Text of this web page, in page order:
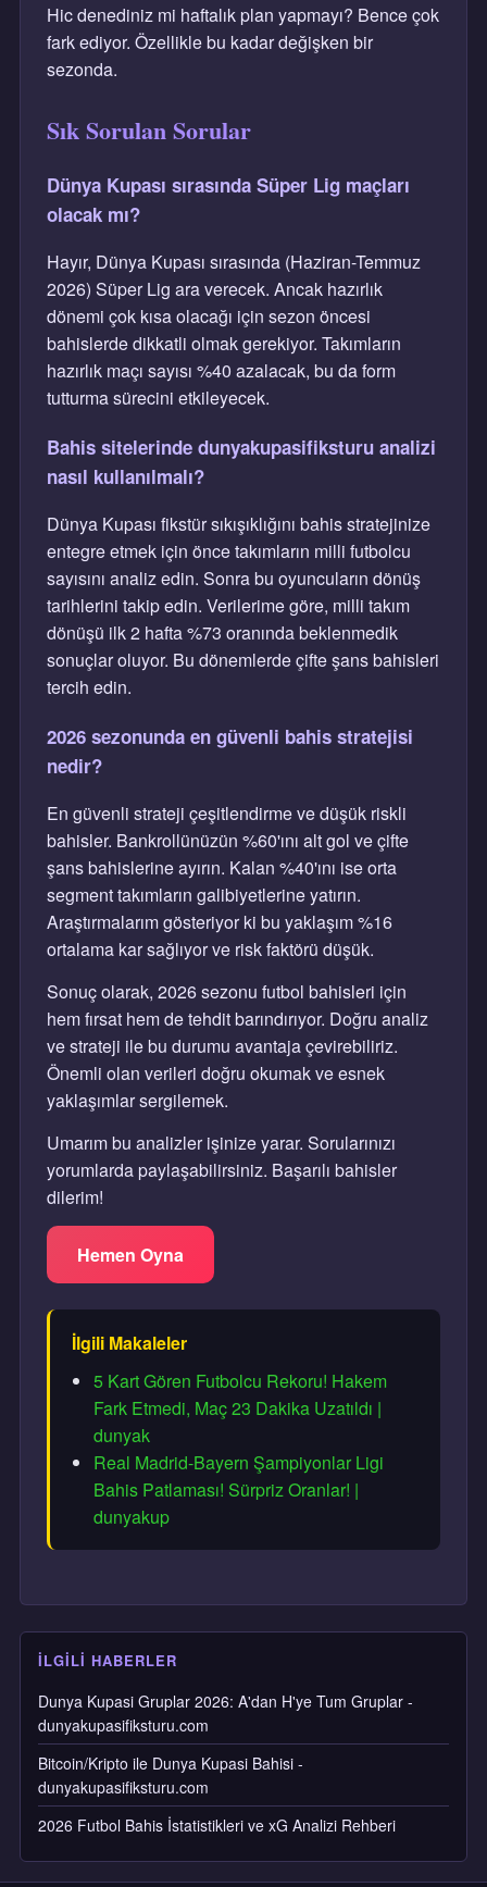
Hic denediniz mi haftalık plan yapmayı? Bence çok
fark ediyor. Özellikle bu kadar değişken bir
sezonda.
Sık Sorulan Sorular
Dünya Kupası sırasında Süper Lig maçları
olacak mı?
Hayır, Dünya Kupası sırasında (Haziran-Temmuz
2026) Süper Lig ara verecek. Ancak hazırlık
dönemi çok kısa olacağı için sezon öncesi
bahislerde dikkatli olmak gerekiyor. Takımların
hazırlık maçı sayısı %40 azalacak, bu da form
tutturma sürecini etkileyecek.
Bahis sitelerinde dunyakupasifiksturu analizi
nasıl kullanılmalı?
Dünya Kupası fikstür sıkışıklığını bahis stratejinize
entegre etmek için önce takımların milli futbolcu
sayısını analiz edin. Sonra bu oyuncuların dönüş
tarihlerini takip edin. Verilerime göre, milli takım
dönüşü ilk 2 hafta %73 oranında beklenmedik
sonuçlar oluyor. Bu dönemlerde çifte şans bahisleri
tercih edin.
2026 sezonunda en güvenli bahis stratejisi
nedir?
En güvenli strateji çeşitlendirme ve düşük riskli
bahisler. Bankrollünüzün %60'ını alt gol ve çifte
şans bahislerine ayırın. Kalan %40'ını ise orta
segment takımların galibiyetlerine yatırın.
Araştırmalarım gösteriyor ki bu yaklaşım %16
ortalama kar sağlıyor ve risk faktörü düşük.
Sonuç olarak, 2026 sezonu futbol bahisleri için
hem fırsat hem de tehdit barındırıyor. Doğru analiz
ve strateji ile bu durumu avantaja çevirebiliriz.
Önemli olan verileri doğru okumak ve esnek
yaklaşımlar sergilemek.
Umarım bu analizler işinize yarar. Sorularınızı
yorumlarda paylaşabilirsiniz. Başarılı bahisler
dilerim!
Hemen Oyna
İlgili Makaleler
5 Kart Gören Futbolcu Rekoru! Hakem
Fark Etmedi, Maç 23 Dakika Uzatıldı |
dunyak
Real Madrid-Bayern Şampiyonlar Ligi
Bahis Patlaması! Sürpriz Oranlar! |
dunyakup
İLGILI HABERLER
Dunya Kupasi Gruplar 2026: A'dan H'ye Tum Gruplar -
dunyakupasifiksturu.com
Bitcoin/Kripto ile Dunya Kupasi Bahisi -
dunyakupasifiksturu.com
2026 Futbol Bahis İstatistikleri ve xG Analizi Rehberi